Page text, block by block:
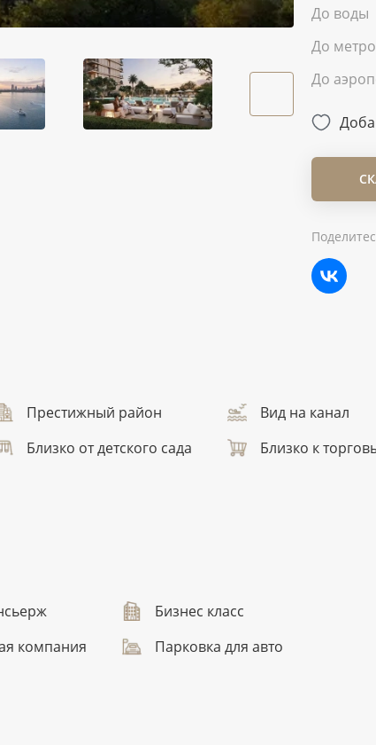
До воды
До метро
До
Престижный район
Вид на канал
Близко от детского сада Близко к
Бизнес класс
компания Парковка для авто